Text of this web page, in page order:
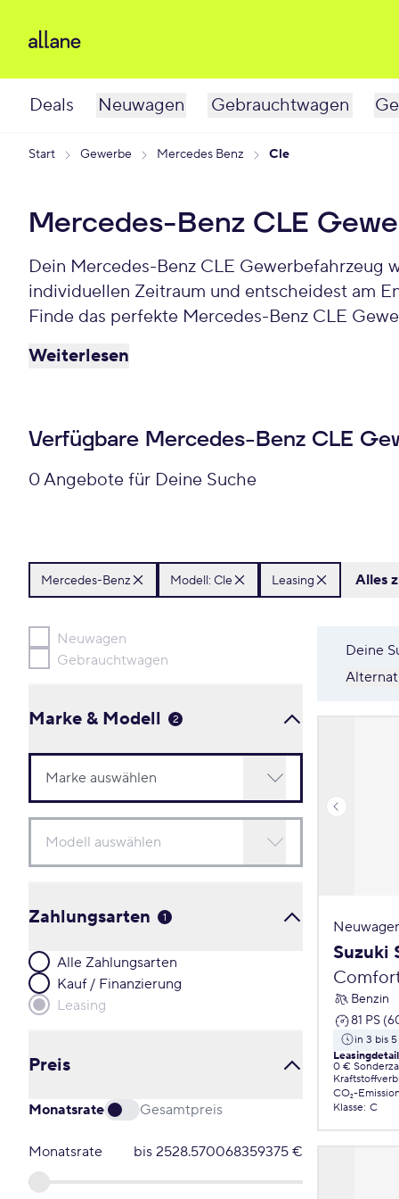
Deals Neuwagen Gebrauchtwagen
Start Gewerbe Mercedes Benz Cle
Mercedes-Benz CLE
Dein Mercedes-Benz CLE Gewerbefahrzeug wartet schon auf Dich. Bei Allane least Du Deinen Gewerbe-Mercedes-Benz CLE für einen
individuellen Zeitraum und entscheidest am
Finde das perfekte Mercedes-Benz CLE
Weiterlesen
Verfügbare Mercedes-Benz CLE
0 Angebote für Deine Suche
Mercedes-Benz Modell: Cle Leasing Alles
Neuwagen
Gebrauchtwagen
Marke & Modell 2
Zahlungsarten 1
Alle Zahlungsarten
Kauf / Finanzierung
Leasing
Preis
Monatsrate Gesamtpreis
Monatsrate bis 2528.570068359375 €
Deine
Suzuki
Benzin
81 PS
in 3 bis
0 €
CO₂-
Klasse: C